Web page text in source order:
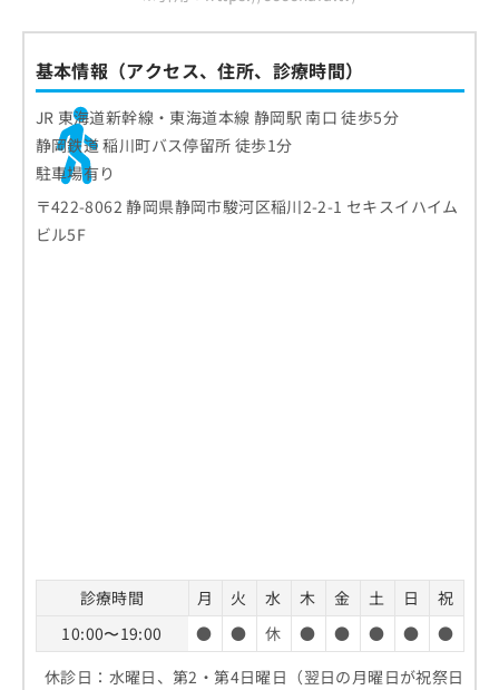
基本情報（アクセス、住所、診療時間）
JR 東海道新幹線・東海道本線 静岡駅 南口 徒歩5分
静岡鉄道 稲川町バス停留所 徒歩1分
駐車場有り
〒422-8062 静岡県静岡市駿河区稲川2-2-1 セキスイハイム
ビル5F
診療時間 月 火 水 木 金 土 日
祝
10:00〜19:00
● ● 休 ● ● ● ●
●
休診日：水曜日、第2・第4日曜日（翌日の月曜日が祝祭日